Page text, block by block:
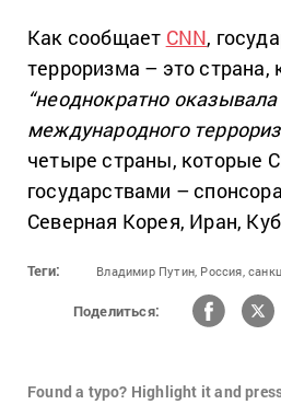
Как сообщает CNN,
терроризма – это страна,
“неоднократно
международного
четыре страны, которые
государствами –
Северная Корея, Иран,
Теги: Владимир Путин, Россия,
Поделиться:
Found a typo? Highlight it and